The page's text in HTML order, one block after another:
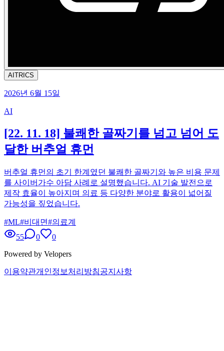
AITRICS
2026년 6월 15일
AI
[22. 11. 18] 불쾌한 골짜기를 넘고 넘어 도
달한 버추얼 휴먼
버추얼 휴먼의 초기 한계였던 불쾌한 골짜기와 높은 비용 문제
를 사이버가수 아담 사례로 설명했습니다. AI 기술 발전으로
제작 효율이 높아지며 의료 등 다양한 분야로 활용이 넓어질
가능성을 짚었습니다.
#ML#비대면#의료계
55
0
0
Powered by Velopers
이용약관개인정보처리방침공지사항